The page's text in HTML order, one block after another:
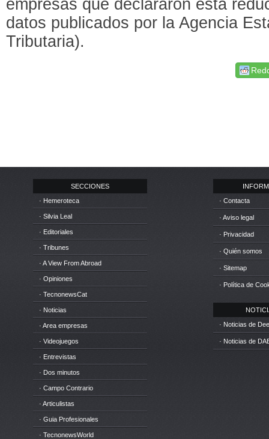
empresas que declararon esta
datos publicados por la Agencia
Tributaria).
SECCIONES
· Hemeroteca
· Silvia Leal
· Editoriales
· Tribunes
· A View From Abroad
· Opiniones
· TecnonewsCat
· Noticias
· Area empresas
· Videojuegos
· Entrevistas
· Dos minutos
· Campo Contrario
· Articulistas
· Guia Profesionales
· TecnonewsWorld
· Contacta
· Aviso legal
· Privacidad
· Quién somos
· Sitemap
· Política de
· Noticias de
· Noticias de